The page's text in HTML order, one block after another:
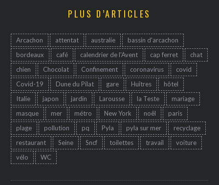
PLUS D’ARTICLES
Arcachon attentat australie
bassin d'arcachon
bordeaux
café calendrier de l'Avent cap ferret
chat
chien
Chocolat Confinement coronavirus
covid
Covid-19
Dune du Pilat gare Huîtres
hôtel
Italie
japon jardin Larousse la Teste
mariage
masque
mer métro New York noêl
paris
plage
pollution pq Pyla pyla sur mer
recyclage
restaurant
Seine Sncf toilettes travail
voiture
vélo
WC